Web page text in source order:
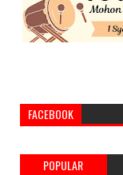
FACEBOOK
POPULAR